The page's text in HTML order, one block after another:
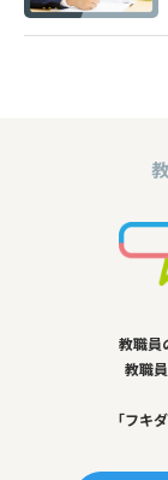
教職員
教職
「フキ